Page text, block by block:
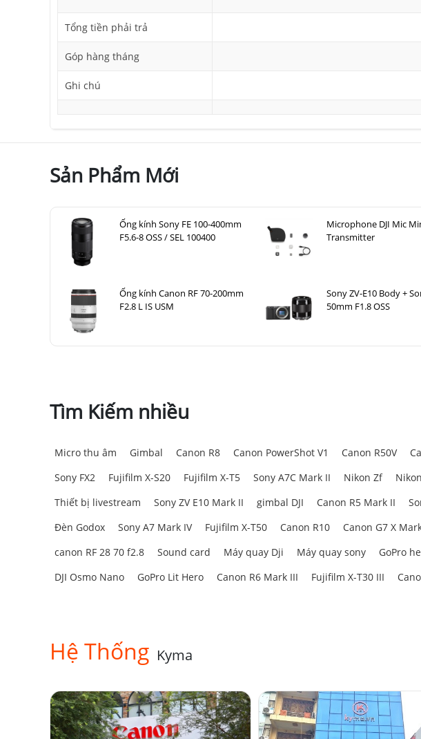
Tổng tiền phải trả
Góp hàng tháng
Ghi chú
Sản Phẩm Mới
Ống kính Sony FE 100-400mm
F5.6-8 OSS / SEL 100400
Microphone DJI Mic
Transmitter
Ống kính Canon RF 70-200mm
F2.8 L IS USM
Sony ZV-E10 Body +
50mm F1.8 OSS
Tìm Kiếm nhiều
Micro thu âm Gimbal Canon R8 Canon PowerShot V1 Canon R50V
Sony FX2
Fujifilm X-S20 Fujifilm X-T5 Sony A7C Mark II Nikon Zf
Thiết bị livestream
Sony ZV E10 Mark II gimbal DJI Canon R5 Mark II
Đèn Godox
Sony A7 Mark IV Fujifilm X-T50 Canon R10 Canon G7 X
canon RF 28 70 f2.8
Sound card Máy quay Dji Máy quay sony GoPro
DJI Osmo Nano
GoPro Lit Hero Canon R6 Mark III Fujifilm X-T30 III
Hệ Thống Kyma